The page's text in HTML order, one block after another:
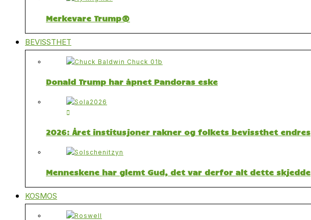
Merkevare Trump®
BEVISSTHET
Donald Trump har åpnet Pandoras eske
2026: Året institusjoner rakner og folkets bevissthet endres
Menneskene har glemt Gud, det var derfor alt dette skjedde
KOSMOS